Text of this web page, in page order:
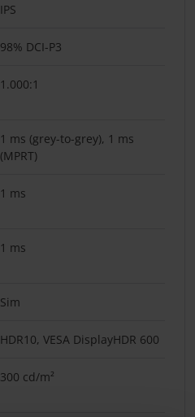
IPS
98% DCI-P3
1.000:1
1 ms (grey-to-grey), 1 ms
(MPRT)
1 ms
1 ms
Sim
HDR10, VESA DisplayHDR 600
300 cd/m²